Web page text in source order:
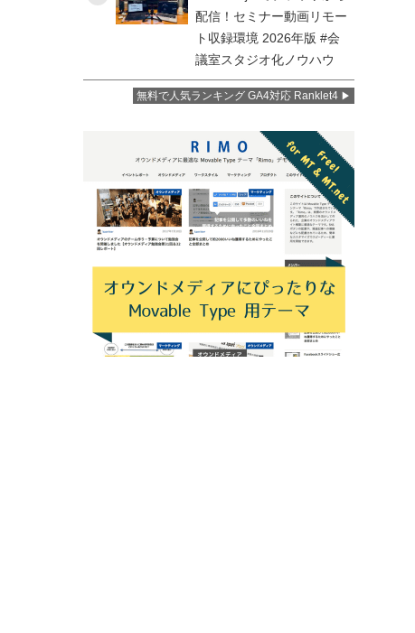
配信！セミナー動画リモー
ト収録環境 2026年版 #会
議室スタジオ化ノウハウ
無料で人気ランキング GA4対応 Ranklet4